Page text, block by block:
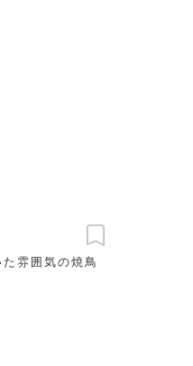
雰囲気の焼鳥